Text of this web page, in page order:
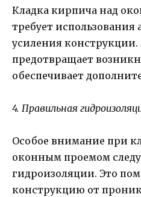
Кладка кирпича над
требует использования
усиления конструкции.
предотвращает
обеспечивает
4. Правильная
Особое внимание при
оконным проемом
гидроизоляции. Это
конструкцию от